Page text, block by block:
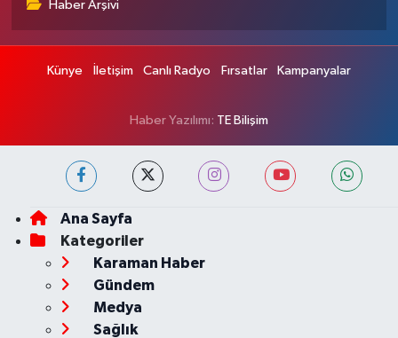
Haber Arşivi
Künye İletişim Canlı Radyo Fırsatlar Kampanyalar
Haber Yazılımı: TE Bilişim
Ana Sayfa
Kategoriler
Karaman Haber
Gündem
Medya
Sağlık